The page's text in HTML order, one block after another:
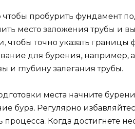
чтобы пробурить фундамент
место заложения трубы и
чтобы точно указать
для бурения, например,
и глубину залегания трубы.
места начните
бура. Регулярно
процесса. Когда достигнете